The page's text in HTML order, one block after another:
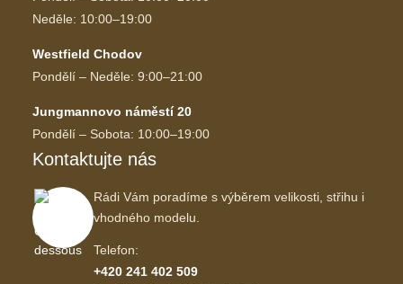
Neděle: 10:00–19:00
Westfield Chodov
Pondělí – Neděle: 9:00–21:00
Jungmannovo náměstí 20
Pondělí – Sobota: 10:00–19:00
Kontaktujte nás
Rádi Vám poradíme s výběrem velikosti, střihu i
vhodného modelu.
Telefon:
+420 241 402 509